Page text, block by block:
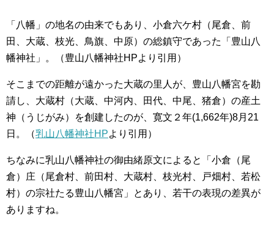
「八幡」の地名の由来でもあり、小倉六ケ村（尾倉、前
田、大蔵、枝光、鳥旗、中原）の総鎮守であった「豊山八
幡神社」。（豊山八幡神社HPより引用）
そこまでの距離が遠かった大蔵の里人が、豊山八幡宮を勘
請し、大蔵村（大蔵、中河内、田代、中尾、猪倉）の産土
神（うじがみ）を創建したのが、寛文２年(1,662年)8月21
日。（乳山八幡神社HPより引用）
ちなみに乳山八幡神社の御由緒原文によると「小倉（尾
倉）庄（尾倉村、前田村、大蔵村、枝光村、戸畑村、若松
村）の宗社たる豊山八幡宮」とあり、若干の表現の差異が
ありますね。